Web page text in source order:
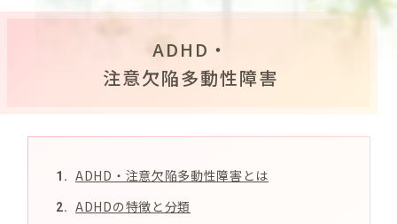
ADHD・
注意欠陥多動性障害
ADHD・注意欠陥多動性障害とは
ADHDの特徴と分類